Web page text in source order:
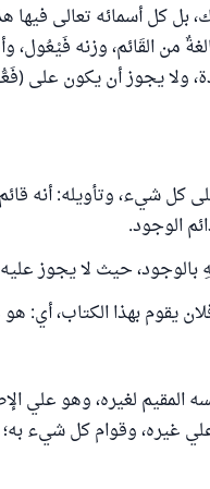
بل كل أسمائه تعالى فيها
من القَائم، وزنه
ولا يجوز أن يكون على
كل شيء، وتأويله: أنه
الوجود.
حيث لا يجوز
يقوم بهذا الكتاب، أي: هو
المقيم لغيره، وهو علي
غيره، وقوام كل شيء